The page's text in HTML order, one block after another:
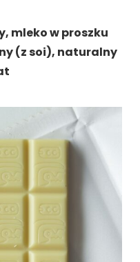
mleko w proszku
(z soi), naturalny